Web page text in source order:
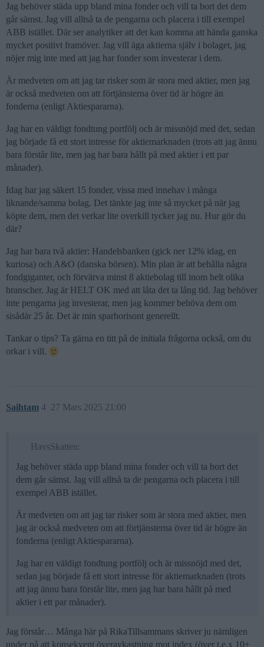
Jag behöver städa upp bland mina fonder och vill ta bort det dem
går sämst. Jag vill alltså ta de pengarna och placera i till exempel
ABB istället. Där ser analytiker att det kan komma att hända ganska
mycket positivt framöver. Jag vill äga aktierna själv i bolaget, jag
nöjer mig inte med att jag har fonder som investerar i dem.
Är medveten om att jag tar risker som är stora med aktier, men jag
är också medveten om att förtjänsterna över tid är högre än
fonderna (enligt Aktiespararna).
Jag har en väldigt fondtung portfölj och är missnöjd med det, sedan
jag började få ett stort intresse för aktiemarknaden (trots att jag ännu
bara förstår lite, men jag har bara hållt på med aktier i ett par
månader).
Idag har jag säkert 15 fonder, vissa med innehav i många
liknande/samma bolag. Det tänkte jag inte så mycket på när jag
köpte dem, men det verkar lite overkill tycker jag nu. Hur gör du
där?
Jag har bara två aktier: Handelsbanken (gick ner 12% idag, en
kuriosa) och A&O (danska börsen). Min plan är att behålla några
fondgiganter, och förvärva minst 8 aktiebolag till inom helt olika
branscher. Jag är HELT OK med att låta det ta lång tid. Jag behöver
inte pengarna jag investerar, men jag kommer behöva dem om
sisådär 25 år. Det är min sparhorisont generellt.
Tankar o tips? Ta gärna en titt på de initiala frågorna också, om du
orkar i vill.
Saihtam 27 Mars 2025 21:00
4
HavsSkatten:
Jag behöver städa upp bland mina fonder och vill ta bort det
dem går sämst. Jag vill alltså ta de pengarna och placera i till
exempel ABB istället.
Är medveten om att jag tar risker som är stora med aktier, men
jag är också medveten om att förtjänsterna över tid är högre än
fonderna (enligt Aktiespararna).
Jag har en väldigt fondtung portfölj och är missnöjd med det,
sedan jag började få ett stort intresse för aktiemarknaden (trots
att jag ännu bara förstår lite, men jag har bara hållt på med
aktier i ett par månader).
Jag förstår… Många här på RikaTillsammans skriver ju nämligen
under på att konsekvent överavkastning mot index (över t.e.x 10+